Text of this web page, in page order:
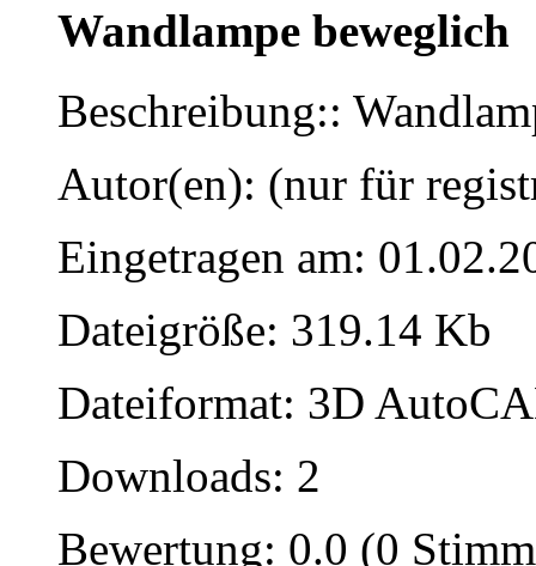
Wandlampe beweglich
Beschreibung::
Autor(en): (nur für
Eingetragen am:
Dateigröße: 319.14 Kb
Dateiformat: 3D
Downloads: 2
Bewertung: 0.0 (0